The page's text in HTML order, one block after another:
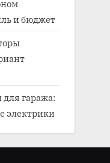
и бюджет
гаража:
электрики